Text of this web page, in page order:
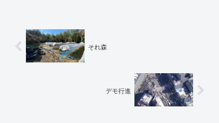
それ森
デモ行進